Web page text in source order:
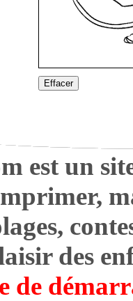
Effacer
est un
des
de